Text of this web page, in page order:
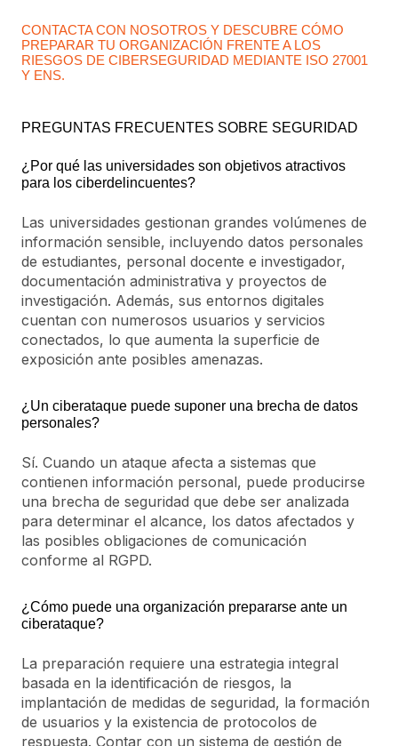
CONTACTA CON NOSOTROS Y DESCUBRE CÓMO
PREPARAR TU ORGANIZACIÓN FRENTE A LOS
RIESGOS DE CIBERSEGURIDAD MEDIANTE ISO 27001
Y ENS.
PREGUNTAS FRECUENTES SOBRE SEGURIDAD
¿Por qué las universidades son objetivos atractivos
para los ciberdelincuentes?
Las universidades gestionan grandes volúmenes de
información sensible, incluyendo datos personales
de estudiantes, personal docente e investigador,
documentación administrativa y proyectos de
investigación. Además, sus entornos digitales
cuentan con numerosos usuarios y servicios
conectados, lo que aumenta la superficie de
exposición ante posibles amenazas.
¿Un ciberataque puede suponer una brecha de datos
personales?
Sí. Cuando un ataque afecta a sistemas que
contienen información personal, puede producirse
una brecha de seguridad que debe ser analizada
para determinar el alcance, los datos afectados y
las posibles obligaciones de comunicación
conforme al RGPD.
¿Cómo puede una organización prepararse ante un
ciberataque?
La preparación requiere una estrategia integral
basada en la identificación de riesgos, la
implantación de medidas de seguridad, la formación
de usuarios y la existencia de protocolos de
respuesta. Contar con un sistema de gestión de